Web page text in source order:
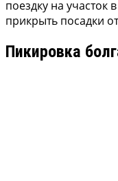
поездку на участок
прикрыть посадки
Пикировка